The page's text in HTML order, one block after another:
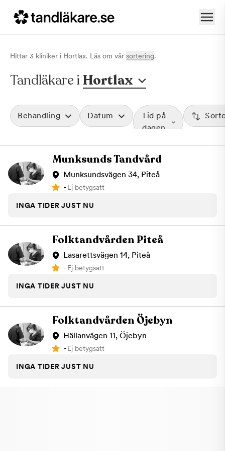
Hittar 3 kliniker i Hortlax. Läs om vår sortering.
Tandläkare i Hortlax
Behandling Datum
Tid på
dagen
Munksunds Tandvård
Munksundsvägen 34, Piteå
-Ej betygsatt
INGA TIDER JUST NU
Folktandvården Piteå
Lasarettsvägen 14, Piteå
-Ej betygsatt
INGA TIDER JUST NU
Folktandvården Öjebyn
Hällanvägen 11, Öjebyn
-Ej betygsatt
INGA TIDER JUST NU